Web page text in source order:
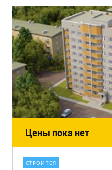
Цены пока нет
СТРОИТСЯ